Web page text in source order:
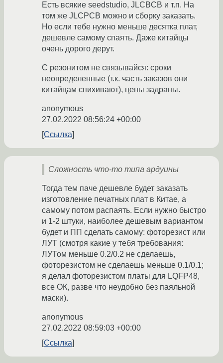
Есть всякие seedstudio, JLCBCB и т.п. На
том же JLCPCB можно и сборку заказать.
Но если тебе нужно меньше десятка плат,
дешевле самому спаять. Даже китайцы
очень дорого дерут.
С резонитом не связывайся: сроки
неопределенные (т.к. часть заказов они
китайцам спихивают), цены задраны.
anonymous
27.02.2022 08:56:24 +00:00
Ссылка
Сложность что-то типа ардуины
Тогда тем паче дешевле будет заказать
изготовление печатных плат в Китае, а
самому потом распаять. Если нужно быстро
и 1-2 штуки, наиболее дешевым вариантом
будет и ПП сделать самому: фоторезист или
ЛУТ (смотря какие у тебя требования:
ЛУТом меньше 0.2/0.2 не сделаешь,
фоторезистом не сделаешь меньше 0.1/0.1;
я делал фоторезистом платы для LQFP48,
все ОК, разве что неудобно без паяльной
маски).
anonymous
27.02.2022 08:59:03 +00:00
Ссылка